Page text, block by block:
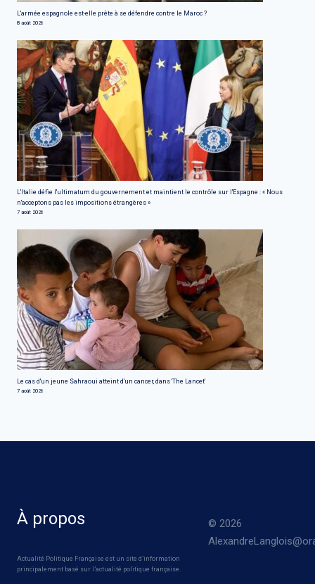
L'armée espagnole est-elle prête à se défendre contre le Maroc ?
8 août 2026
L'Italie défie l'ultimatum du gouvernement et maintient le contrôle sur l'Espagne : « Nous
n'acceptons pas les impositions étrangères »
7 août 2026
Le cas d'un jeune Sahraoui atteint d'un cancer, dans 'The Lancet'
7 août 2026
À propos
Actualité Politique Française est un site d’information
principalement basé sur l’actualité politique française.
© 2026